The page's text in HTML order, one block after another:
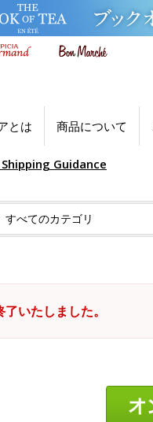
とは 商品について
Guidance
いたしました。